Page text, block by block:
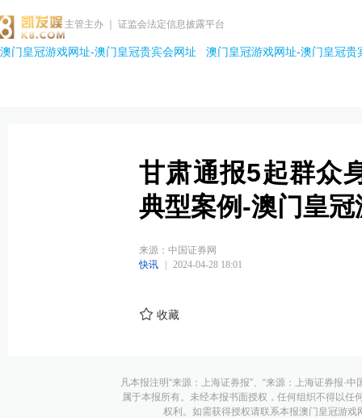
主管主办 ｜ 证监会法定信息披露平台
澳门皇冠游戏网址-澳门皇冠贵宾会网址 澳门皇冠游戏网址-澳门皇冠贵
甘肃通报5起群众
典型案例-澳门皇
来源：中国证券网
快讯
2024-04-28 18:01
收藏
凡本报注明“来源：上海证券报”、“来源：上海证券报·
属于本报所有。未经本报书面授权，任何组织不得以
权利。如需获得授权请联系本报澳门皇冠游